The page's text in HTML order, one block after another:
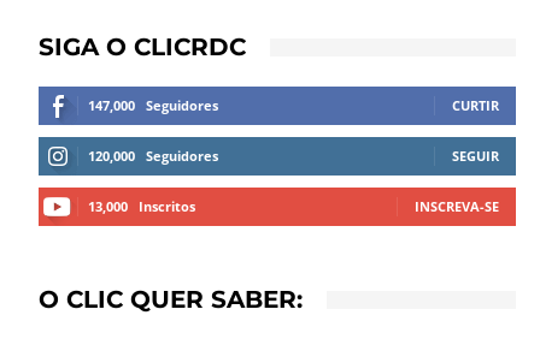
SIGA O CLICRDC
147,000 Seguidores CURTIR
120,000 Seguidores SEGUIR
13,000 Inscritos INSCREVA-SE
O CLIC QUER SABER: